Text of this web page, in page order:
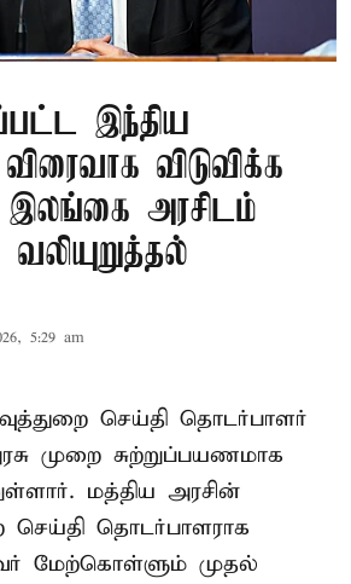
இந்திய
விடுவிக்க
அரசிடம்
வலியுறுத்தல்
5:29 am
செய்தி தொடர்பாளர்
முறை சுற்றுப்பயணமாக
மத்திய அரசின்
செய்தி தொடர்பாளராக
மேற்கொள்ளும் முதல்